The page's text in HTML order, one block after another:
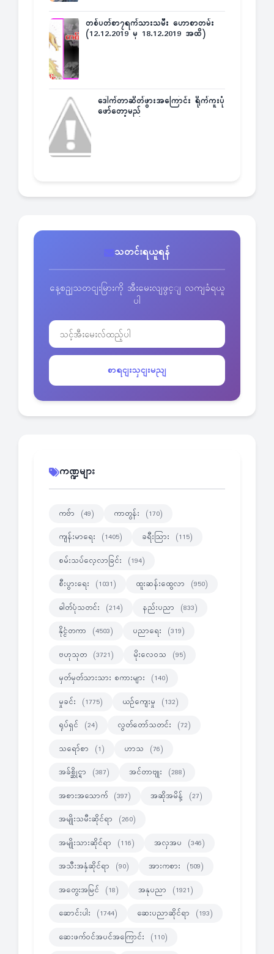
တစ်ပတ်စာ၇ရက်သားသမီး ဟောစာတမ်း
(12.12.2019 မှ 18.12.2019 အထိ)
ဒေါက်တာဆိတ်ဖွားအကြောင်း ရိုက်ကူးပုံ
ဖော်တော့မည်
သတင်းရယူရန်
နေ့စဥျသတငျးမြားကို အီးမေးလျဖွင့ျ လကျခံရယူ
ပါ
စာရငျးသှငျးမညျ
ကဏ္ဍများ
ကဗ်ာ (49) ကာတွန်း (170)
ကျန်းမာရေး (1405) ခရီးသြား (115)
စမ်းသပ်လေ့လာခြင်း (194)
စီးပွားရေး (1031) ထူးဆန်းထွေလာ (950)
ဓါတ်ပုံသတင်း (214) နည်းပညာ (833)
နိုင္ငံတကာ (4503) ပညာရေး (319)
ဗဟုသုတ (3721) မိုးလေဝသ (95)
မှတ်မှတ်သားသား စကားများ (140)
မှုခင်း (1775) ယဉ်ကျေးမှု (132)
ရုပ်ရှင် (24) လွတ်တော်သတင်း (72)
သရော်စာ (1) ဟာသ (76)
အခ်စ္ဆိုင္ရာ (387) အင်တာဗျုး (288)
အစားအသောက် (397) အဆိုအမိန့် (27)
အမျိုးသမီးဆိုင်ရာ (260)
အမျိုးသားဆိုင်ရာ (116) အလှအပ (346)
အသီးအနှံဆိုင်ရာ (90) အားကစား (509)
အတွေးအမြင် (18) အနုပညာ (1921)
ဆောင်းပါး (1744) ဆေးပညာဆိုင်ရာ (193)
ဆေးဖက်ဝင်အပင်အကြောင်း (110)